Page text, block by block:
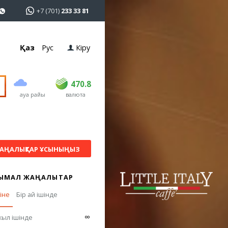
+7 (701) 233 33 81
Қаз Рус Кіру
ауа райы
470.8
USD 468.5 470.8
EUR валюта
ҰСЫНЫҢЫЗ
ЖАҢАЛЫҚТАР
Бір ай ішінде
ішінде ∞